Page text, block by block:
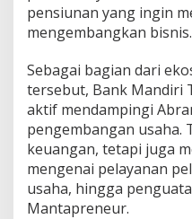
pensiunan yang ingin
mengembangkan bisnis.
Sebagai bagian dari
tersebut, Bank Mandiri
aktif mendampingi
pengembangan usaha.
keuangan, tetapi juga
mengenai pelayanan
usaha, hingga
Mantapreneur.